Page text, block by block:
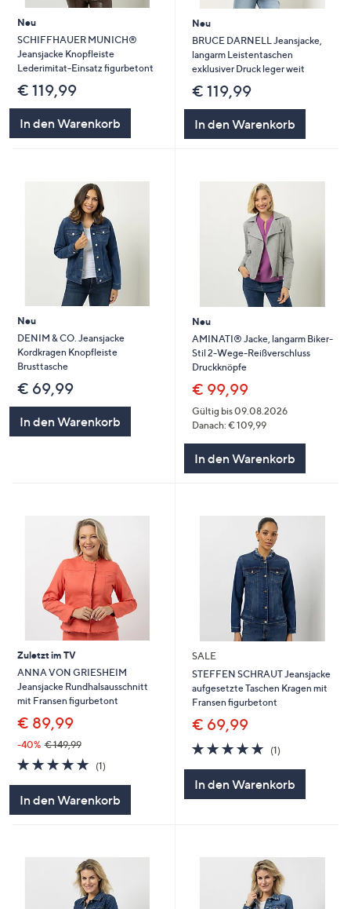
diese
anzuzeigen.
Neu
SCHIFFHAUER MUNICH®
Jeansjacke Knopfleiste
Lederimitat-Einsatz figurbetont
€ 119,99
In den Warenkorb
Neu
BRUCE DARNELL Jeansjacke,
langarm Leistentaschen
exklusiver Druck leger weit
€ 119,99
In den Warenkorb
Neu
DENIM & CO. Jeansjacke
Kordkragen Knopfleiste
Brusttasche
€ 69,99
In den Warenkorb
Neu
AMINATI® Jacke, langarm Biker-
Stil 2-Wege-Reißverschluss
Druckknöpfe
€ 99,99
Gültig bis 09.08.2026
Danach: € 109,99
In den Warenkorb
Zuletzt im TV
ANNA VON GRIESHEIM
Jeansjacke Rundhalsausschnitt
mit Fransen figurbetont
€ 89,99
-40% € 149,99
5.0
von
(1)1
In den Warenkorb
SALE
STEFFEN SCHRAUT Jeansjacke
aufgesetzte Taschen Kragen mit
Fransen figurbetont
€ 69,99
5.0
von
(1)1
In den Warenkorb